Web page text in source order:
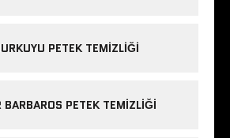
PETEK TEMIZLIĞI
BARBAROS PETEK TEMIZLIĞI